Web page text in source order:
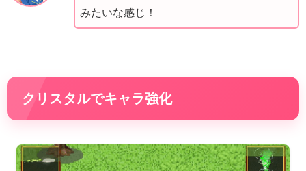
みたいな感じ！
クリスタルでキャラ強化